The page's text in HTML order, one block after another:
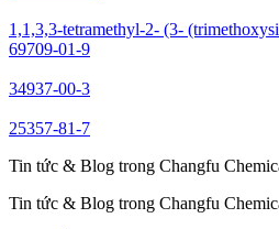
1,1,3,3-tetramethyl-2- (3-
69709-01-9
34937-00-3
25357-81-7
Tin tức & Blog trong Changfu
Tin tức & Blog trong Changfu